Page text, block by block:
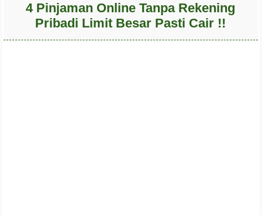
4 Pinjaman Online Tanpa Rekening
Pribadi Limit Besar Pasti Cair !!